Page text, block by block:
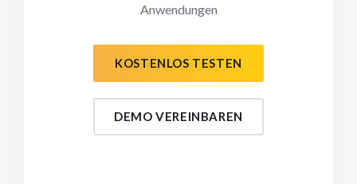
Anwendungen
KOSTENLOS TESTEN
DEMO VEREINBAREN